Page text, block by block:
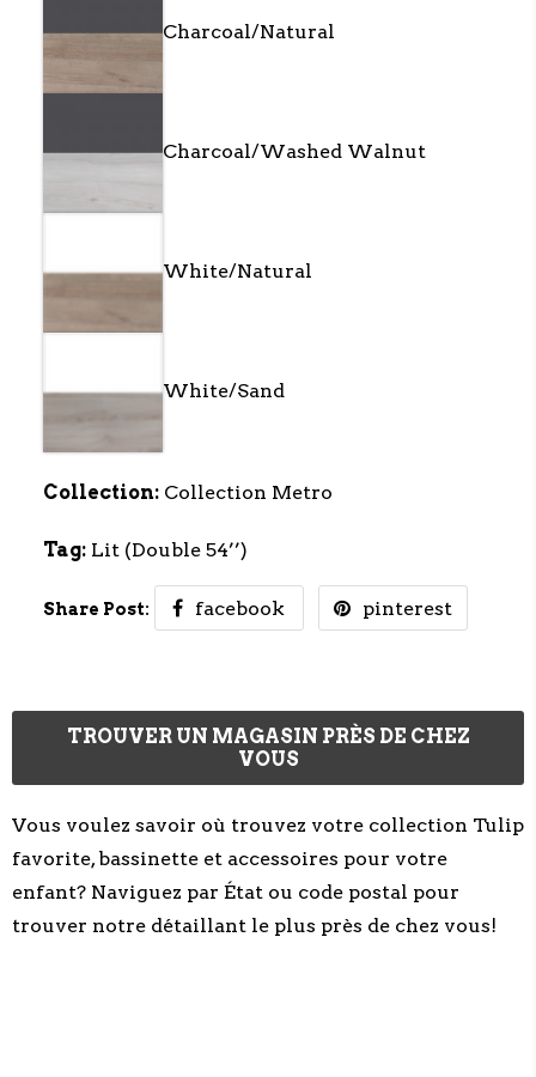
Charcoal/Natural
Charcoal/Washed Walnut
White/Natural
White/Sand
Collection: Collection Metro
Tag: Lit (Double 54’’)
Share Post: facebook pinterest
TROUVER UN MAGASIN PRÈS DE CHEZ
VOUS
Vous voulez savoir où trouvez votre collection Tulip
favorite, bassinette et accessoires pour votre
enfant? Naviguez par État ou code postal pour
trouver notre détaillant le plus près de chez vous!